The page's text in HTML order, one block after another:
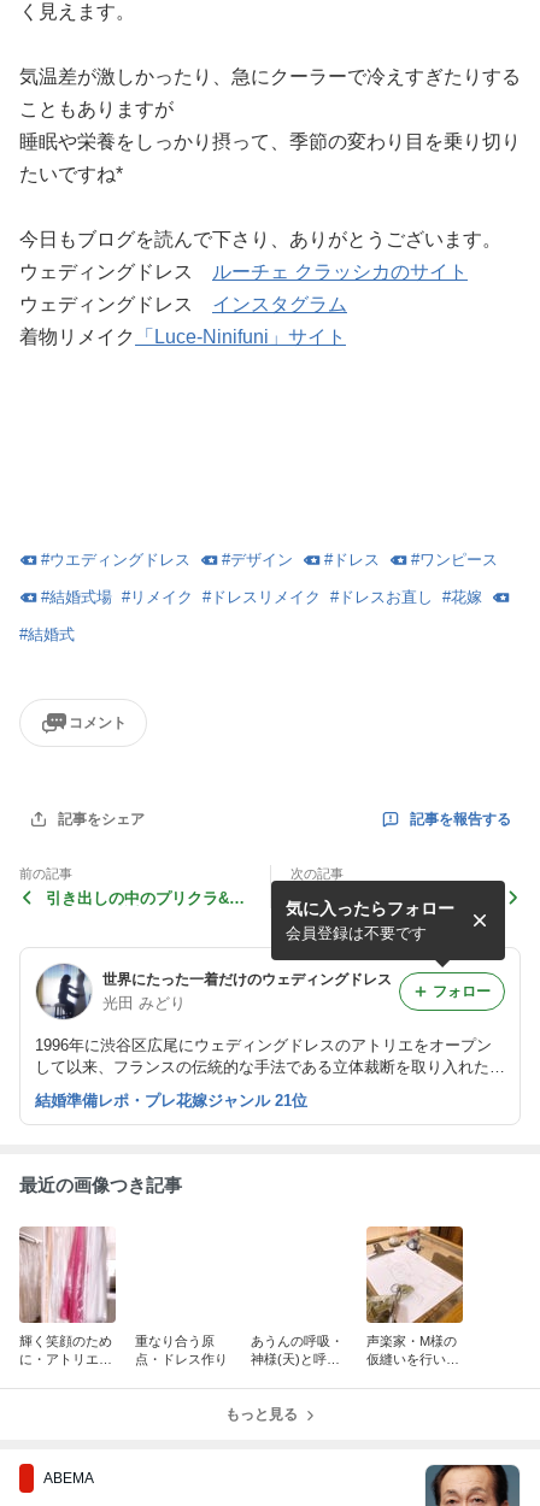
く見えます。
気温差が激しかったり、急にクーラーで冷えすぎたりする
こともありますが
睡眠や栄養をしっかり摂って、季節の変わり目を乗り切り
たいですね*
今日もブログを読んで下さり、ありがとうございます。
ウェディングドレス
ルーチェ クラッシカのサイト
ウェディングドレス インスタグラム
着物リメイク
「Luce-Ninifuni」サイト
#ウエディングドレス #デザイン #ドレス #ワンピース
#結婚式場 #リメイク #ドレスリメイク #ドレスお直し #花嫁
#結婚式
コメント
記事をシェア 記事を報告する
前の記事
引き出しの中のプリクラ&時
次の記事
スパンコールは王様のもの?
世界にたった一着だけのウェディングドレス
光田 みどり
1996年に渋谷区広尾にウェディングドレスのアトリエをオープン
して以来、フランスの伝統的な手法である立体裁断を取り入れたこ
だわりのドレスを手掛けています。現在は国立のアトリエで「100
年経っても色褪せないウェディングフォト」をテーマに上質な結婚
気に入ったらフォロー
会員登録は不要です
フォロー
結婚準備レポ・プレ花嫁ジャンル 21位
最近の画像つき記事
輝く笑顔のため
に・アトリエ作
重なり合う原
点・ドレス作り
あうんの呼吸・
神様(天)と呼吸
声楽家・M様の
仮縫いを行いま
もっと見る
ABEMA